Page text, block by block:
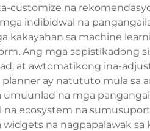
customize na
indibidwal na
kakayahan sa machine
Ang mga
at awtomatikong ina-
ay natututo mula
umuunlad na mga
ecosystem na
na nagpapalawak